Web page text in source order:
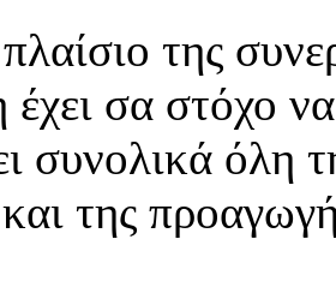
της
σα στόχο
συνολικά όλη
της